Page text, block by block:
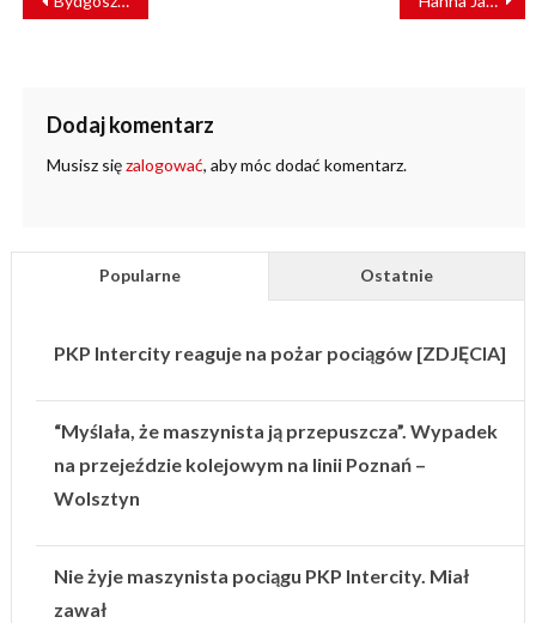
WPISU
Dodaj komentarz
Musisz sięzalogować, aby móc dodać komentarz.
Popularne Ostatnie
PKP Intercity reaguje na pożar pociągów [ZDJĘCIA]
“Myślała, że maszynista ją przepuszcza”. Wypadek
na przejeździe kolejowym na linii Poznań –
Wolsztyn
Nie żyje maszynista pociągu PKP Intercity. Miał
zawał